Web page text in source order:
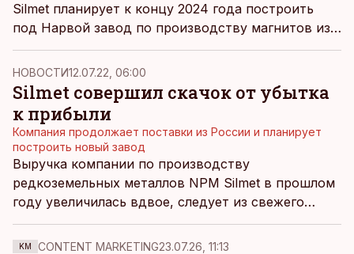
Silmet планирует к концу 2024 года построить
под Нарвой завод по производству магнитов из
неодима.
НОВОСТИ12.07.22, 06:00
Silmet совершил скачок от убытка
к прибыли
Компания продолжает поставки из России и планирует
построить новый завод
Выручка компании по производству
редкоземельных металлов NPM Silmet в прошлом
году увеличилась вдвое, следует из свежего
отчета предприятия. Результат значительно
улучшился за счет роста цен на металлы.
KM CONTENT MARKETING23.07.26, 11:13